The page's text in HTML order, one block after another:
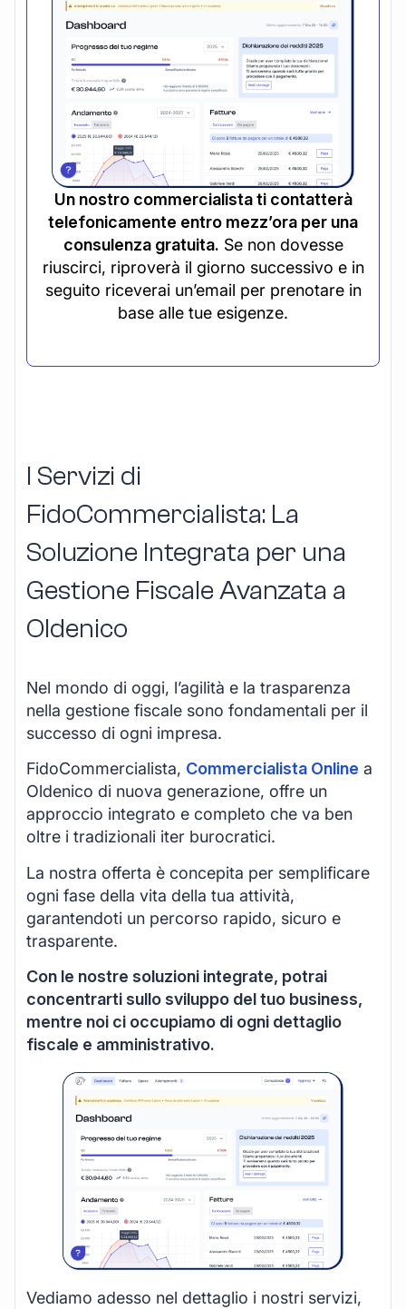
Un nostro commercialista ti contatterà
telefonicamente entro mezz’ora per una
consulenza gratuita. Se non dovesse
riuscirci, riproverà il giorno successivo e in
seguito riceverai un’email per prenotare in
base alle tue esigenze.
I Servizi di
FidoCommercialista: La
Soluzione Integrata per una
Gestione Fiscale Avanzata a
Oldenico
Nel mondo di oggi, l’agilità e la trasparenza
nella gestione fiscale sono fondamentali per il
successo di ogni impresa.
FidoCommercialista, Commercialista Online a
Oldenico di nuova generazione, offre un
approccio integrato e completo che va ben
oltre i tradizionali iter burocratici.
La nostra offerta è concepita per semplificare
ogni fase della vita della tua attività,
garantendoti un percorso rapido, sicuro e
trasparente.
Con le nostre soluzioni integrate, potrai
concentrarti sullo sviluppo del tuo business,
mentre noi ci occupiamo di ogni dettaglio
fiscale e amministrativo.
Vediamo adesso nel dettaglio i nostri servizi,